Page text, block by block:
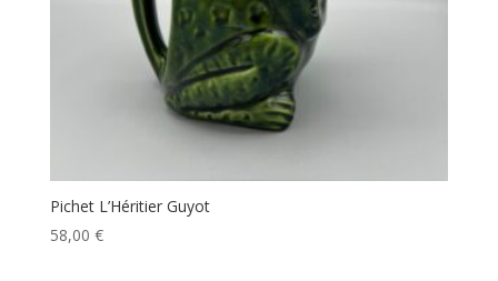
Pichet L’Héritier Guyot
58,00 €